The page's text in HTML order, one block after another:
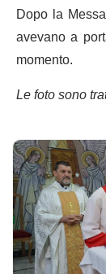
Dopo la
avevano a
momento.
Le foto sono